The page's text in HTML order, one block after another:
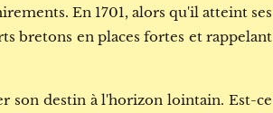
En 1701, alors qu'il atteint ses
bretons en places fortes et rappelant
son destin à l'horizon lointain. Est-ce